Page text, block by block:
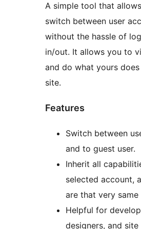
A simple tool that
switch between user
without the hassle of
in/out. It allows you to
and do what yours
site.
Features
Switch between
and to guest user.
Inherit all
selected account,
are that very same
Helpful for
designers, and site